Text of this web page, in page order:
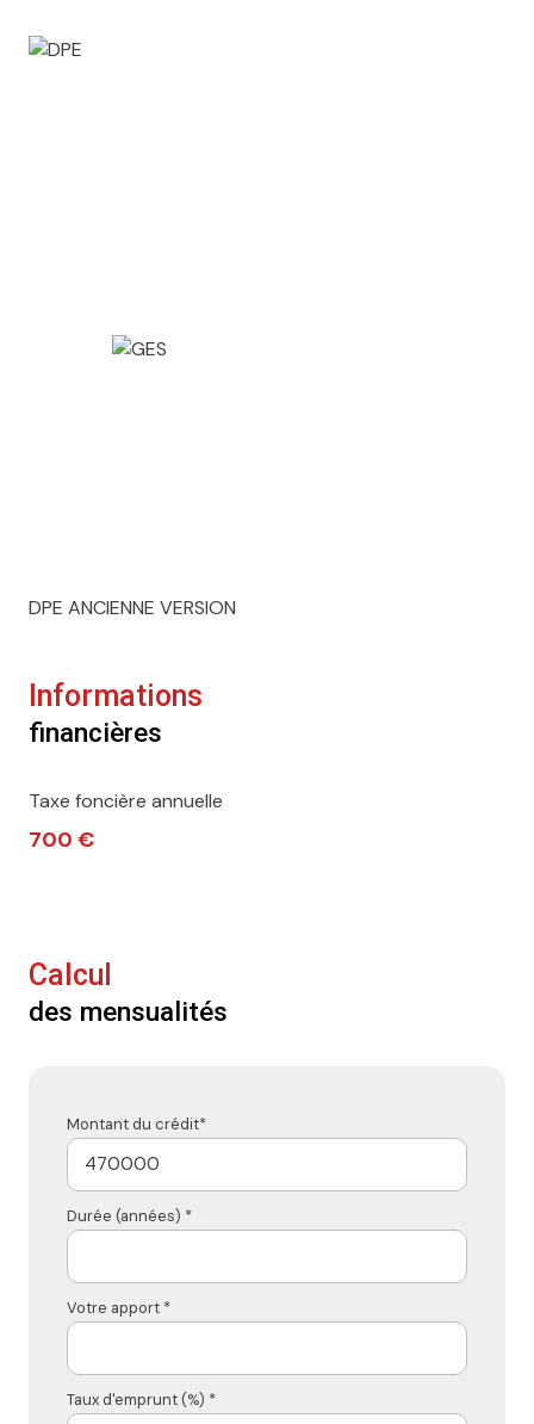
DPE ANCIENNE VERSION
Informations
financières
Taxe foncière annuelle
700 €
Calcul
des mensualités
Montant du crédit*
Durée (années) *
Votre apport *
Taux d'emprunt (%) *